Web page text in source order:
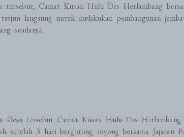
tersebut, Camat Kusan Hulu Drs Herlambang
langsung untuk melakukan pembangunan
seadanya.
Desa tersebut Camat Kusan Hulu Drs Herlambang
setelah 3 hari bergotong royong bersama Jajaran